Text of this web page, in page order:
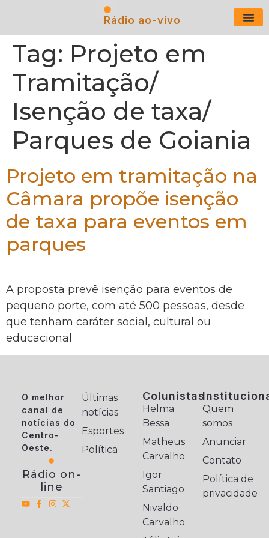
Rádio ao-vivo
Tag: Projeto em
Tramitação/
Isenção de taxa/
Parques de Goiania
Projeto em tramitação na
Câmara propõe isenção
de taxa para eventos em
parques
A proposta prevê isenção para eventos de
pequeno porte, com até 500 pessoas, desde
que tenham caráter social, cultural ou
educacional
O melhor
canal de
notícias do
Centro-
Oeste.
Rádio on-
line
Últimas
notícias
Esportes
Política
Colunistas
Helma
Bessa
Matheus
Carvalho
Igor
Santiago
Nivaldo
Carvalho
Quem
somos
Anunciar
Contato
Política de
privacidade